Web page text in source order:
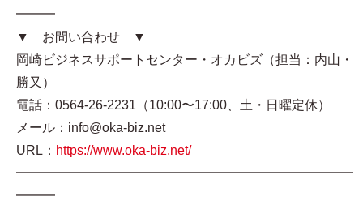
━━━
▼ お問い合わせ ▼
岡崎ビジネスサポートセンター・オカビズ（担当：内山・
勝又）
電話：0564-26-2231（10:00〜17:00、土・日曜定休）
メール：info@oka-biz.net
URL： https://www.oka-biz.net/
━━━━━━━━━━━━━━━━━━━━━━━━━━
━━━